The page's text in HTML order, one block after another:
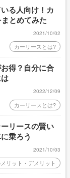
る人向け！カ
とめてみた
2021/10/02
カーリースとは?
得？自分に合
2022/12/09
カーリースとは?
リースの賢い
乗ろう
2021/10/03
リット・デメリット